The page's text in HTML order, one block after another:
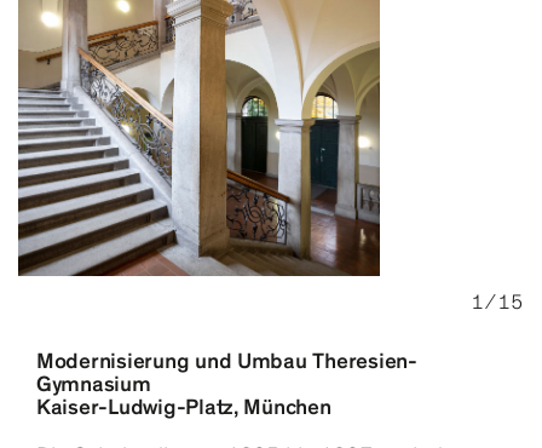
1 ⁄ 15
Modernisierung und Umbau Theresien-
Gymnasium
Kaiser-Ludwig-Platz, München